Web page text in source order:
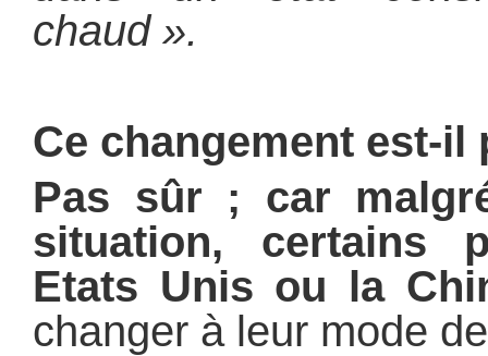
chaud ».
Ce changement est-il
Pas sûr ; car
situation, certains
Etats Unis ou la
changer à leur mode